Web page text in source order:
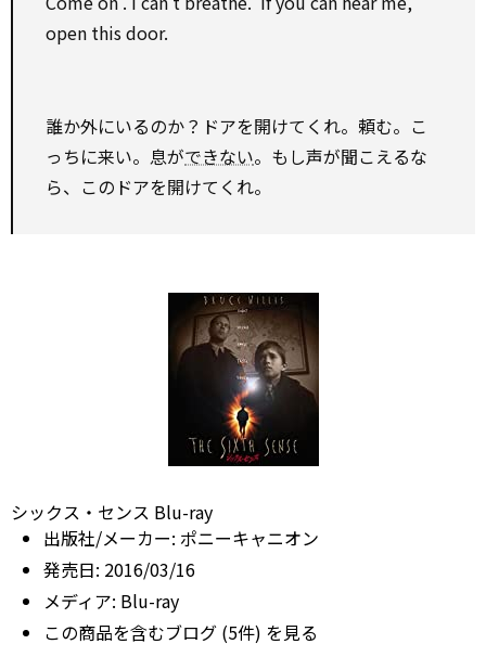
open this door.
誰か外にいるのか？ドアを開けてくれ。頼む。こ
っちに来い。息ができない。もし声が聞こえるな
ら、このドアを開けてくれ。
シックス・センス Blu-ray
出版社/メーカー: ポニーキャニオン
発売日: 2016/03/16
メディア: Blu-ray
この商品を含むブログ (5件) を見る